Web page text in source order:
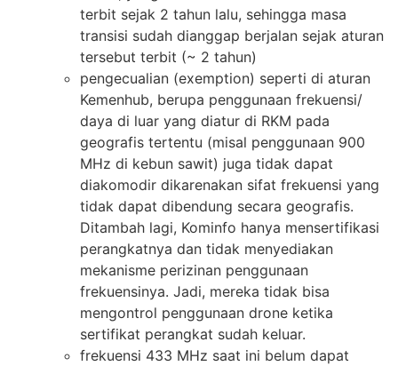
terbit sejak 2 tahun lalu, sehingga masa
transisi sudah dianggap berjalan sejak aturan
tersebut terbit (~ 2 tahun)
pengecualian (exemption) seperti di aturan
Kemenhub, berupa penggunaan frekuensi/
daya di luar yang diatur di RKM pada
geografis tertentu (misal penggunaan 900
MHz di kebun sawit) juga tidak dapat
diakomodir dikarenakan sifat frekuensi yang
tidak dapat dibendung secara geografis.
Ditambah lagi, Kominfo hanya mensertifikasi
perangkatnya dan tidak menyediakan
mekanisme perizinan penggunaan
frekuensinya. Jadi, mereka tidak bisa
mengontrol penggunaan drone ketika
sertifikat perangkat sudah keluar.
frekuensi 433 MHz saat ini belum dapat